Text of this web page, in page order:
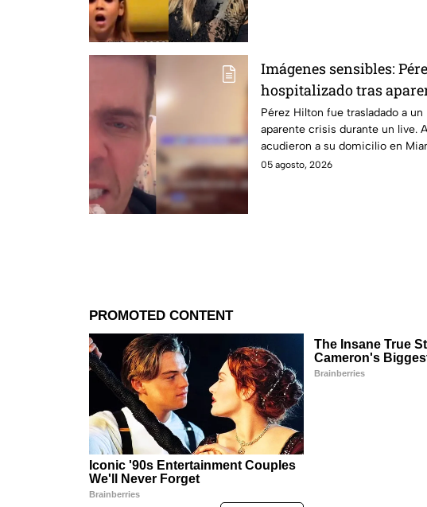
Imágenes sensibles:
hospitalizado tras
durante transmisión en
Pérez Hilton fue trasladado a
aparente crisis durante un live.
acudieron a su domicilio en
05 agosto, 2026